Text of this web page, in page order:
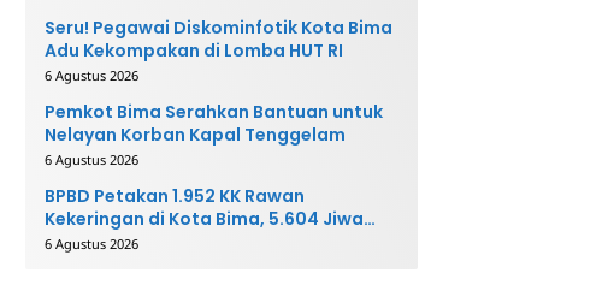
Seru! Pegawai Diskominfotik Kota Bima
Adu Kekompakan di Lomba HUT RI
6 Agustus 2026
Pemkot Bima Serahkan Bantuan untuk
Nelayan Korban Kapal Tenggelam
6 Agustus 2026
BPBD Petakan 1.952 KK Rawan
Kekeringan di Kota Bima, 5.604 Jiwa
Berpotensi Terdampak
6 Agustus 2026